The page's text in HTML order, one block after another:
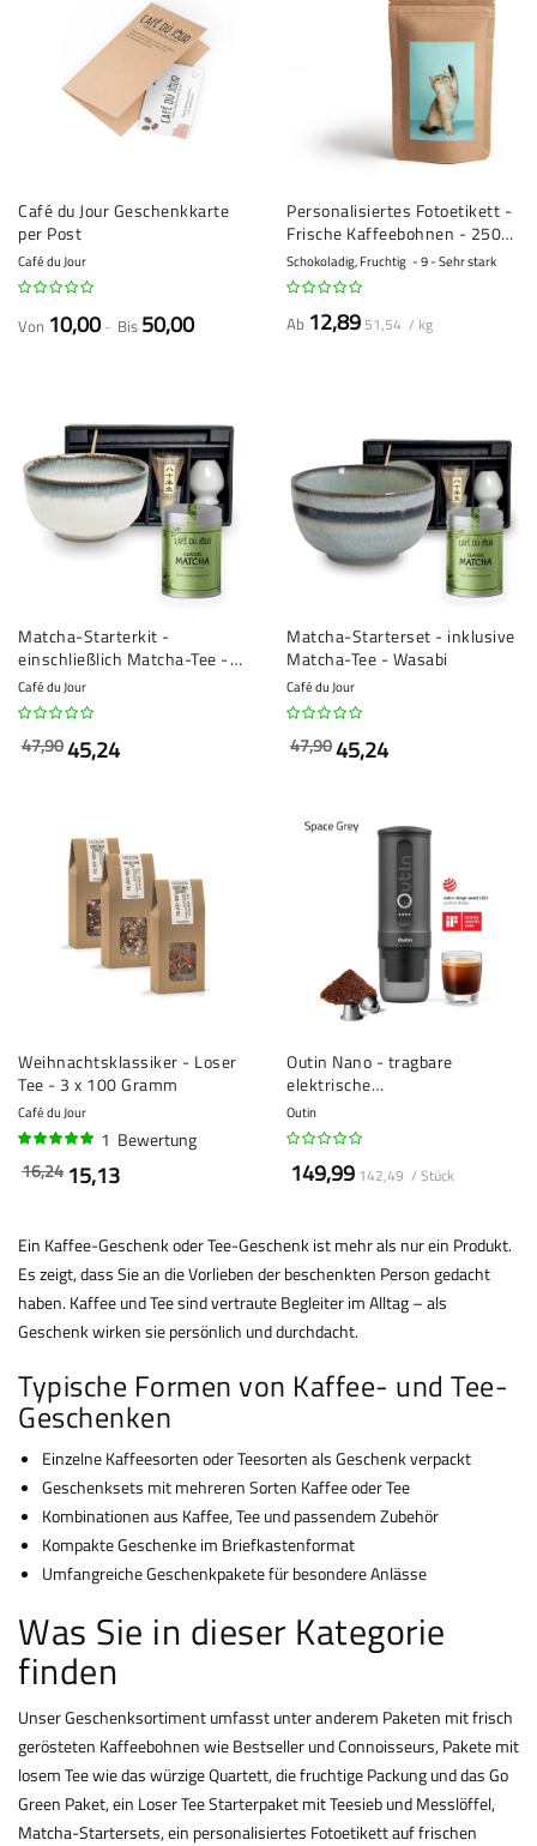
Café du Jour Geschenkkarte
per Post
Café du Jour
Von 10,00 Bis 50,00
Personalisiertes Fotoetikett -
Frische Kaffeebohnen - 250
gr
Schokoladig, Fruchtig 9 - Sehr stark
Ab 12,89 51,54 / kg
Matcha-Starterkit -
einschließlich Matcha-Tee -
Aurora
Café du Jour
45,24
47,90
Matcha-Starterset - inklusive
Matcha-Tee - Wasabi
Café du Jour
45,24
47,90
Weihnachtsklassiker - Loser
Tee - 3 x 100 Gramm
Café du Jour
1 Bewertung
15,13
16,24
Outin Nano - tragbare
elektrische
Espressomaschine - Kapseln
und gemahlener Kaffee
Outin
149,99 142,49 / Stück
Ein Kaffee-Geschenk oder Tee-Geschenk ist mehr als nur ein Produkt.
Es zeigt, dass Sie an die Vorlieben der beschenkten Person gedacht
haben. Kaffee und Tee sind vertraute Begleiter im Alltag – als
Geschenk wirken sie persönlich und durchdacht.
Typische Formen von Kaffee- und Tee-
Geschenken
Einzelne Kaffeesorten oder Teesorten als Geschenk verpackt
Geschenksets mit mehreren Sorten Kaffee oder Tee
Kombinationen aus Kaffee, Tee und passendem Zubehör
Kompakte Geschenke im Briefkastenformat
Umfangreiche Geschenkpakete für besondere Anlässe
Was Sie in dieser Kategorie
finden
Unser Geschenksortiment umfasst unter anderem Paketen mit frisch
gerösteten Kaffeebohnen wie Bestseller und Connoisseurs, Pakete mit
losem Tee wie das würzige Quartett, die fruchtige Packung und das Go
Green Paket, ein Loser Tee Starterpaket mit Teesieb und Messlöffel,
Matcha-Startersets, ein personalisiertes Fotoetikett auf frischen